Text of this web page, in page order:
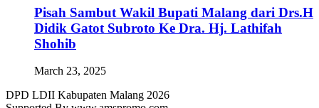
Pisah Sambut Wakil Bupati Malang dari Drs.H
Didik Gatot Subroto Ke Dra. Hj. Lathifah
Shohib
March 23, 2025
DPD LDII Kabupaten Malang 2026